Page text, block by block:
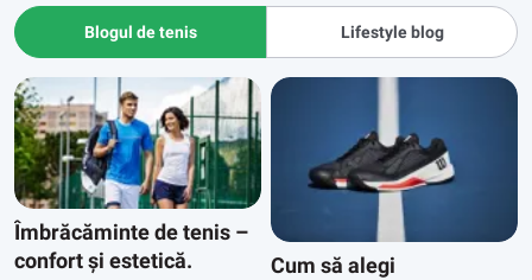
Blogul de tenis Lifestyle blog
Îmbrăcăminte de tenis –
confort și estetică.
Cum să alegi